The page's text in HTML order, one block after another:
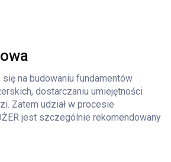
na budowaniu fundamentów
dostarczaniu umiejętności
Zatem udział w procesie
jest szczególnie rekomendowany